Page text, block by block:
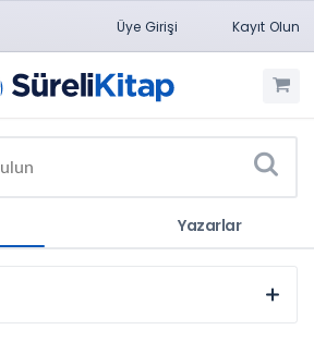
Üye Girişi Kayıt Olun
Yazarlar